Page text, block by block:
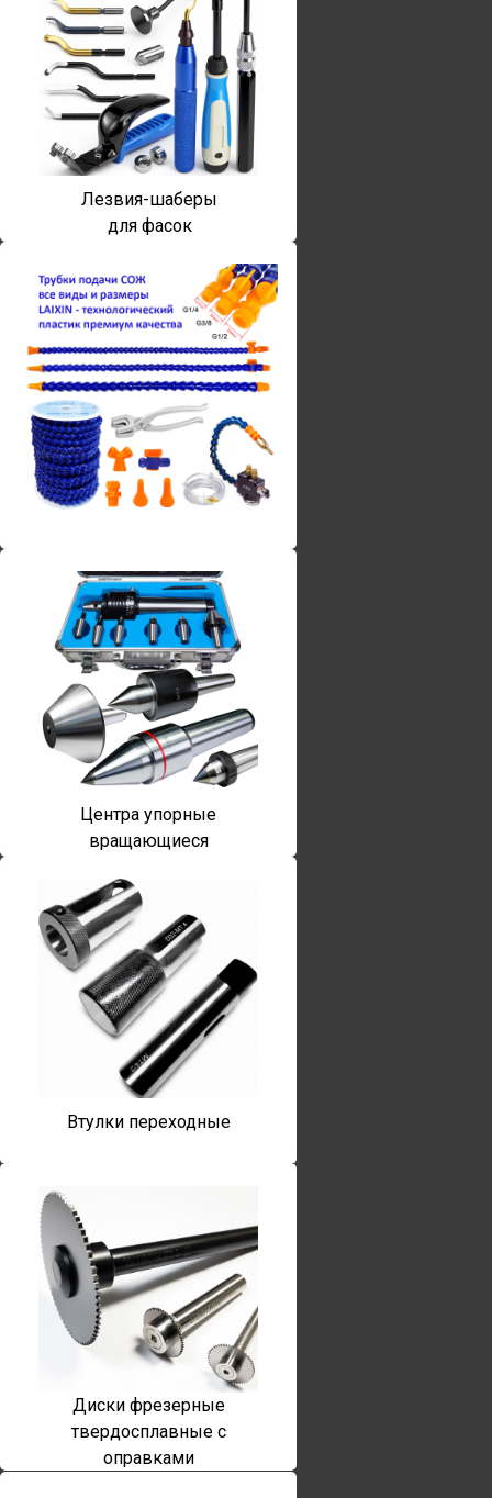
Лезвия-шаберы
для фасок
Винты torx
Центра упорные
вращающиеся
Втулки переходные
Диски фрезерные
твердосплавные с
оправками